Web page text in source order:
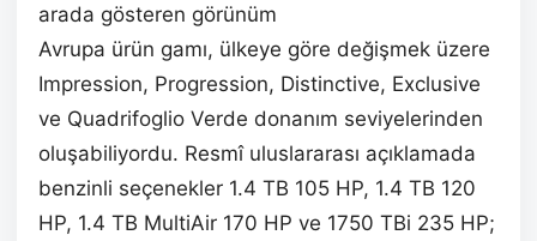
arada gösteren görünüm
Avrupa ürün gamı, ülkeye göre değişmek üzere
Impression, Progression, Distinctive, Exclusive
ve Quadrifoglio Verde donanım seviyelerinden
oluşabiliyordu. Resmî uluslararası açıklamada
benzinli seçenekler 1.4 TB 105 HP, 1.4 TB 120
HP, 1.4 TB MultiAir 170 HP ve 1750 TBi 235 HP;